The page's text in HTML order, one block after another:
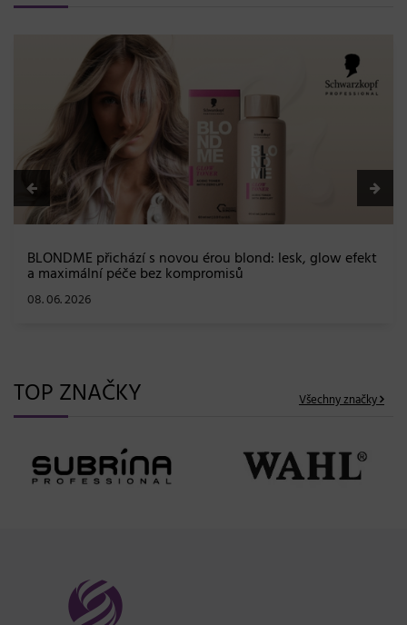
BLONDME přichází s novou érou blond: lesk, glow efekt
a maximální péče bez kompromisů
08. 06. 2026
TOP ZNAČKY Všechny značky